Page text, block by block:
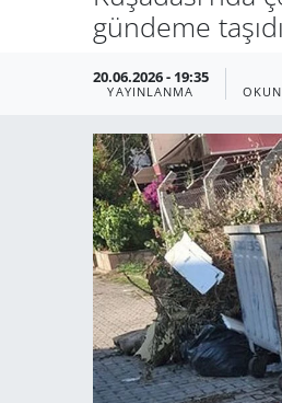
gündeme
20.06.2026 - 19:35
YAYINLANMA